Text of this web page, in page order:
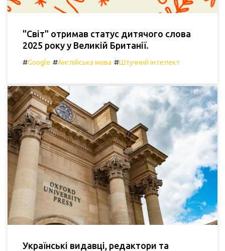
"Світ" отримав статус дитячого слова
2025 року у Великій Британії.
#Google #Англійська мова #Штучний інтелект
Українські видавці, редактори та